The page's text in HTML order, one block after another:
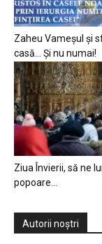
Zaheu Vameșul și
casă… Și nu numai!
Ziua Învierii, să ne
popoare…
Autorii noștri